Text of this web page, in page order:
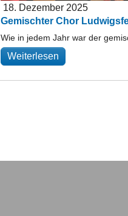
18. Dezember 2025
Gemischter Chor
Wie in jedem Jahr war der
Weiterlesen